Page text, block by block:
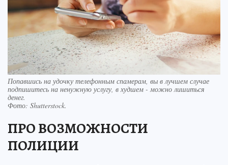
Попавшись на удочку телефонным спамерам, вы в лучшем случае
подпишитесь на ненужную услугу, в худшем - можно лишиться
денег.
Фото: Shutterstock.
ПРО ВОЗМОЖНОСТИ
ПОЛИЦИИ